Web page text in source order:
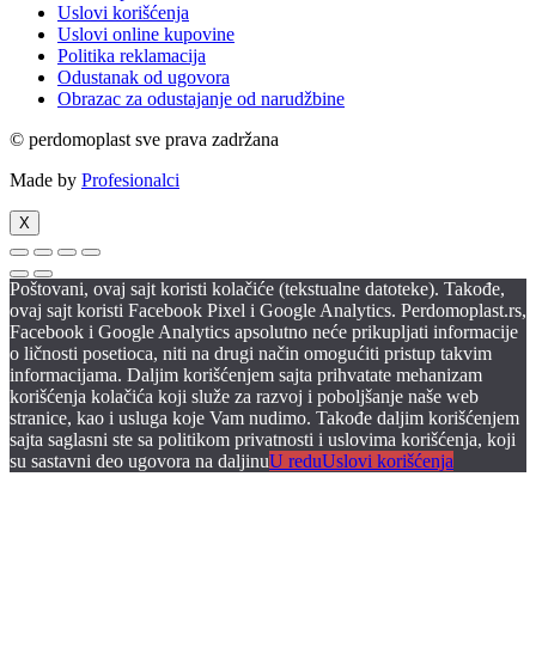
Uslovi korišćenja
Uslovi online kupovine
Politika reklamacija
Odustanak od ugovora
Obrazac za odustajanje od narudžbine
© perdomoplast sve prava zadržana
Made by Profesionalci
X
Poštovani, ovaj sajt koristi kolačiće (tekstualne datoteke). Takođe,
ovaj sajt koristi Facebook Pixel i Google Analytics. Perdomoplast.rs,
Facebook i Google Analytics apsolutno neće prikupljati informacije
o ličnosti posetioca, niti na drugi način omogućiti pristup takvim
informacijama. Daljim korišćenjem sajta prihvatate mehanizam
korišćenja kolačića koji služe za razvoj i poboljšanje naše web
stranice, kao i usluga koje Vam nudimo. Takođe daljim korišćenjem
sajta saglasni ste sa politikom privatnosti i uslovima korišćenja, koji
su sastavni deo ugovora na daljinuU reduUslovi korišćenja